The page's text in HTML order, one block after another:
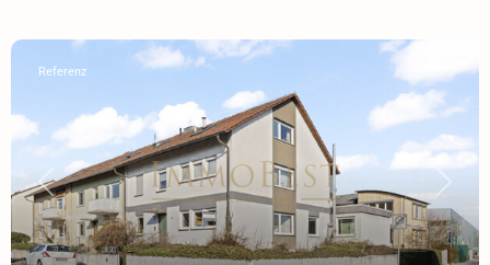
Previous Next
Referenz